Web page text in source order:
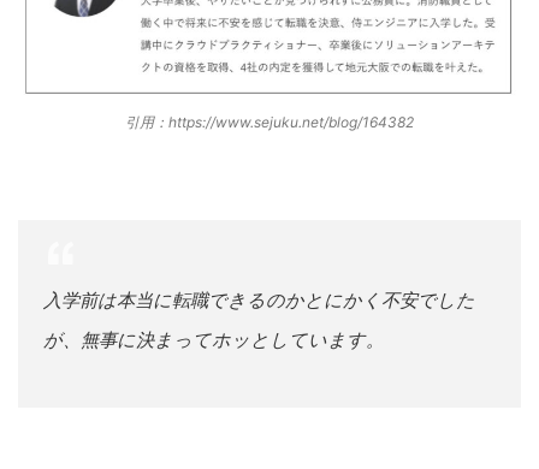
引用： https://www.sejuku.net/blog/164382
入学前は本当に転職できるのかとにかく不安でした
が、無事に決まってホッとしています。